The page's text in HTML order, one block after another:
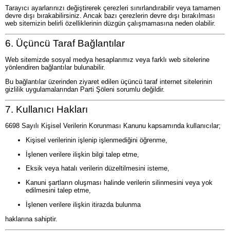
Tarayıcı ayarlarınızı değiştirerek çerezleri sınırlandırabilir veya tamamen
devre dışı bırakabilirsiniz. Ancak bazı çerezlerin devre dışı bırakılması
web sitemizin belirli özelliklerinin düzgün çalışmamasına neden olabilir.
6. Üçüncü Taraf Bağlantılar
Web sitemizde sosyal medya hesaplarımız veya farklı web sitelerine
yönlendiren bağlantılar bulunabilir.
Bu bağlantılar üzerinden ziyaret edilen üçüncü taraf internet sitelerinin
gizlilik uygulamalarından Parti Şöleni sorumlu değildir.
7. Kullanıcı Hakları
6698 Sayılı Kişisel Verilerin Korunması Kanunu kapsamında kullanıcılar;
Kişisel verilerinin işlenip işlenmediğini öğrenme,
İşlenen verilere ilişkin bilgi talep etme,
Eksik veya hatalı verilerin düzeltilmesini isteme,
Kanuni şartların oluşması halinde verilerin silinmesini veya yok
edilmesini talep etme,
İşlenen verilere ilişkin itirazda bulunma
haklarına sahiptir.